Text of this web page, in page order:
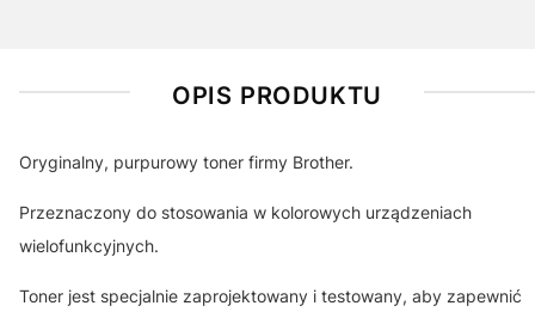
OPIS PRODUKTU
Oryginalny, purpurowy toner firmy Brother.
Przeznaczony do stosowania w kolorowych urządzeniach
wielofunkcyjnych.
Toner jest specjalnie zaprojektowany i testowany, aby zapewnić